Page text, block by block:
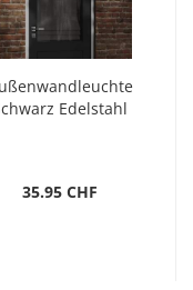
Edelstahl
35.95 CHF